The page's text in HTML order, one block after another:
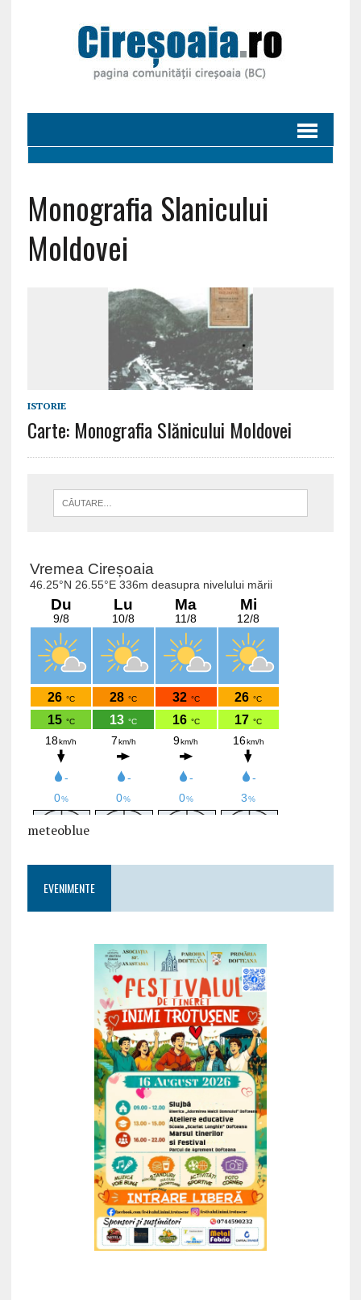
Monografia Slanicului
Moldovei
ISTORIE
Carte: Monografia Slănicului Moldovei
meteoblue
EVENIMENTE